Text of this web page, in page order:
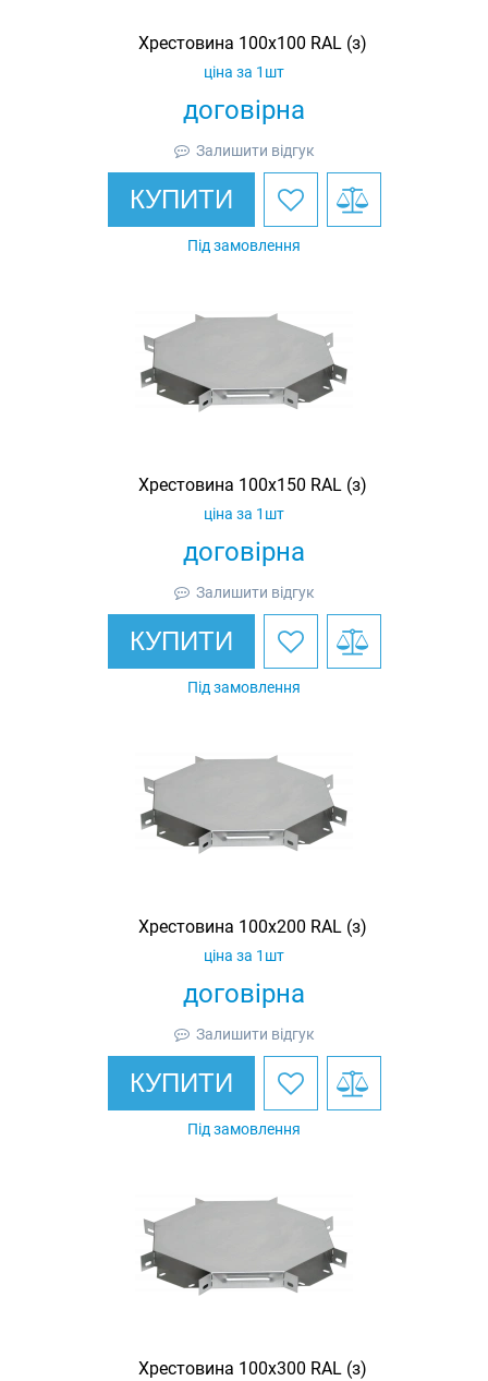
Хрестовина 100х100 RAL (з)
договірна
ціна за 1шт
Залишити відгук
КУПИТИ
Під замовлення
Хрестовина 100х150 RAL (з)
договірна
ціна за 1шт
Залишити відгук
КУПИТИ
Під замовлення
Хрестовина 100х200 RAL (з)
договірна
ціна за 1шт
Залишити відгук
КУПИТИ
Під замовлення
Хрестовина 100х300 RAL (з)